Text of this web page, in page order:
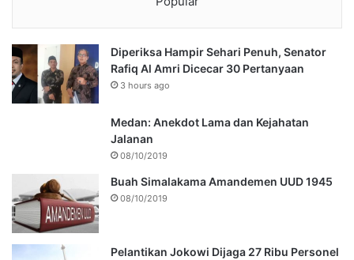
Diperiksa Hampir Sehari Penuh, Senator
Rafiq Al Amri Dicecar 30 Pertanyaan
3 hours ago
Medan: Anekdot Lama dan Kejahatan
Jalanan
08/10/2019
Buah Simalakama Amandemen UUD 1945
08/10/2019
Pelantikan Jokowi Dijaga 27 Ribu Personel